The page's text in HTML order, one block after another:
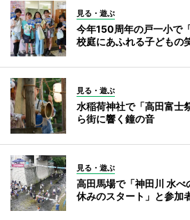
見る・遊ぶ
今年150周年の戸一小で
校庭にあふれる子どもの
見る・遊ぶ
水稲荷神社で「高田富
ら街に響く鐘の音
見る・遊ぶ
高田馬場で「神田川 水
休みのスタート」と参加